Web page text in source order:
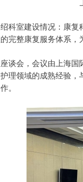
科室建设情况：康
完整康复服务体系，
谈会，会议由上海
理领域的成熟经验
。